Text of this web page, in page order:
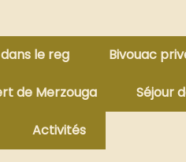
le reg Bivouac
de Merzouga Séjour
Activités